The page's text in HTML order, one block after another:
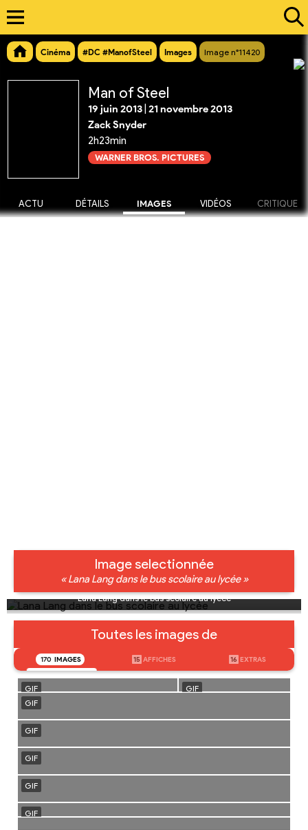
Cinéma #DC #ManofSteel Images Image n°11420
Man of Steel
19 juin 2013 21 novembre 2013
Zack Snyder
2h23min
WARNER BROS. PICTURES
ACTU DÉTAILS IMAGES VIDÉOS CRITIQUE
Image selectionnée
« Lana Lang dans le bus scolaire au lycée »
Lana Lang dans le bus scolaire au lycée
Toutes les images de
170 IMAGES 15 AFFICHES 16 EXTRAS